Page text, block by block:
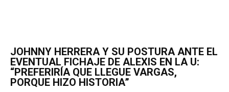
JOHNNY HERRERA Y SU POSTURA ANTE EL
EVENTUAL FICHAJE DE ALEXIS EN LA U:
“PREFERIRÍA QUE LLEGUE VARGAS,
PORQUE HIZO HISTORIA”